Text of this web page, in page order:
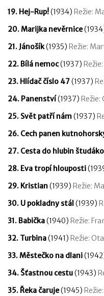
19. Hej-Rup!(1934) Režie:
20. Marijka nevěrnice
21. Jánošík(1935) Režie:
22. Bílá nemoc(1937)
23. Hlídač číslo 47(1937)
24. Panenství(1937) Režie:
25. Svět patří nám(1937)
26. Cech panen
27. Cesta do hlubin
28. Eva tropí hlouposti
29. Kristian(1939) Režie:
30. U pokladny stál (1939)
31. Babička(1940) Režie:
32. Turbina(1941) Režie:
33. Městečko na dlani
34. Šťastnou cestu(1943)
35. Řeka čaruje(1945)